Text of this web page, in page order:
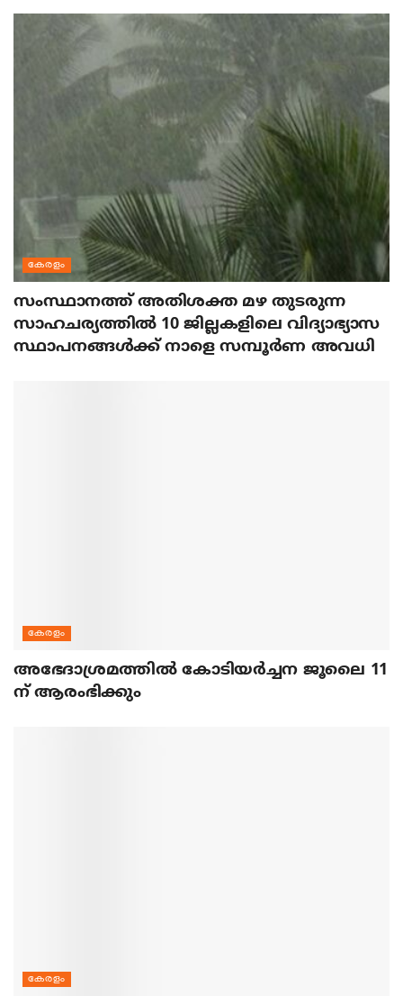
കേരളം
സംസ്ഥാനത്ത് അതിശക്ത മഴ തുടരുന്ന
സാഹചര്യത്തിൽ 10 ജില്ലകളിലെ വിദ്യാഭ്യാസ
സ്ഥാപനങ്ങൾക്ക് നാളെ സമ്പൂർണ അവധി
കേരളം
അഭേദാശ്രമത്തില്‍ കോടിയര്‍ച്ചന ജൂലൈ 11
ന് ആരംഭിക്കും
കേരളം